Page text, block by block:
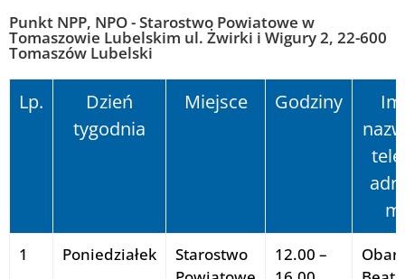
Punkt NPP, NPO - Starostwo Powiatowe w
Tomaszowie Lubelskim ul. Żwirki i Wigury 2, 22-600
Tomaszów Lubelski
Lp.
Dzień
tygodnia
Miejsce Godziny
1 Poniedziałek
Starostwo
12.00 –